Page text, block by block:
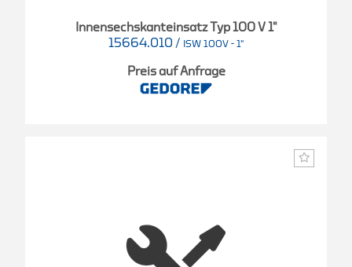
Innensechskanteinsatz Typ 100 V 1"
15664.010 / ISW 100V - 1"
Preis auf Anfrage